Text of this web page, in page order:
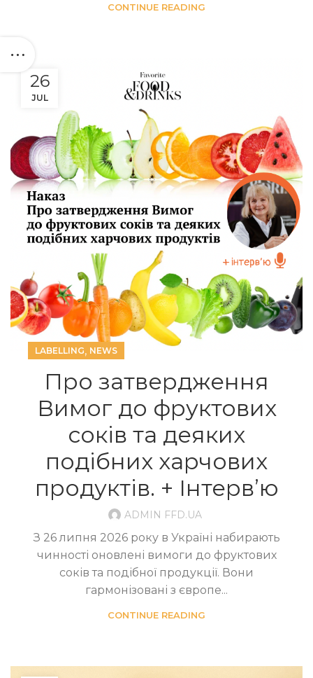
CONTINUE READING
26
JUL
LABELLING, NEWS
Про затвердження
Вимог до фруктових
соків та деяких
подібних харчових
продуктів. + Інтерв’ю
ADMIN FFD.UA
З 26 липня 2026 року в Україні набирають
чинності оновлені вимоги до фруктових
соків та подібної продукції. Вони
гармонізовані з європе...
CONTINUE READING